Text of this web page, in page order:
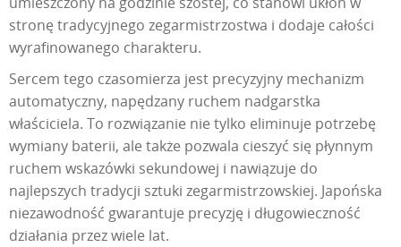
stronę tradycyjnego zegarmistrzostwa i dodaje całości
wyrafinowanego charakteru.
Sercem tego czasomierza jest precyzyjny mechanizm
automatyczny, napędzany ruchem nadgarstka
właściciela. To rozwiązanie nie tylko eliminuje potrzebę
wymiany baterii, ale także pozwala cieszyć się płynnym
ruchem wskazówki sekundowej i nawiązuje do
najlepszych tradycji sztuki zegarmistrzowskiej. Japońska
niezawodność gwarantuje precyzję i długowieczność
działania przez wiele lat.